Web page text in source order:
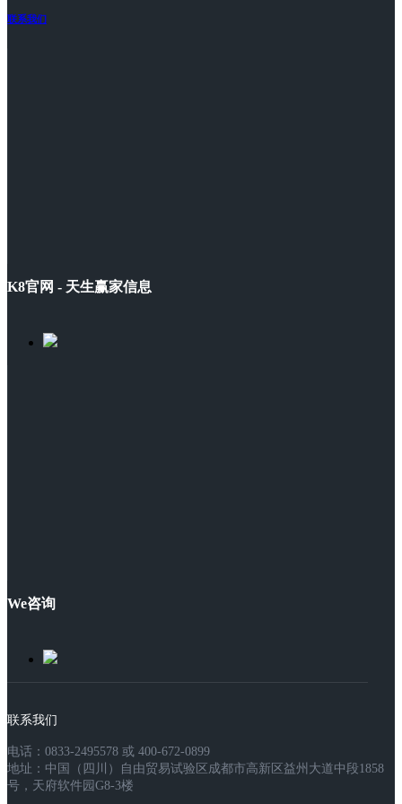
联系我们
K8官网 - 天生赢家信息
We咨询
联系我们
电话：0833-2495578 或 400-672-0899
地址：中国（四川）自由贸易试验区成都市高新区益州大道中段1858
号，天府软件园G8-3楼